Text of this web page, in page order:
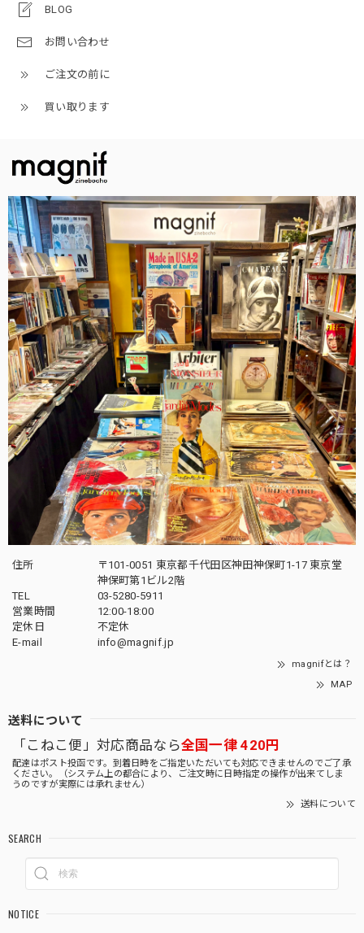
BLOG
お問い合わせ
ご注文の前に
買い取ります
住所
〒101-0051 東京都千代田区神田神保町1-17 東京堂
神保町第1ビル2階
TEL
03-5280-5911
営業時間
12:00-18:00
定休日
不定休
E-mail
info@magnif.jp
magnifとは？
MAP
送料について
「こねこ便」対応商品なら全国一律 420円
配達はポスト投函です。到着日時をご指定いただいても対応できませんのでご了承
ください。（システム上の都合により、ご注文時に日時指定の操作が出来てしま
うのですが実際には承れません）
送料について
SEARCH
NOTICE